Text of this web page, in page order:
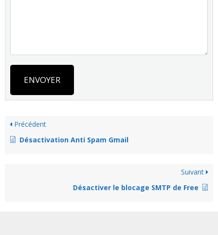
ENVOYER
Précédent
Désactivation Anti Spam Gmail
Suivant
Désactiver le blocage SMTP de Free